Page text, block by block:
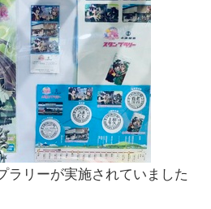
ラリーが実施されていました